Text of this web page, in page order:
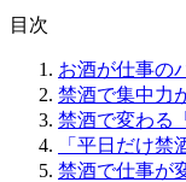
目次
お酒が仕事の
禁酒で集中力
禁酒で変わる
「平日だけ禁
禁酒で仕事が